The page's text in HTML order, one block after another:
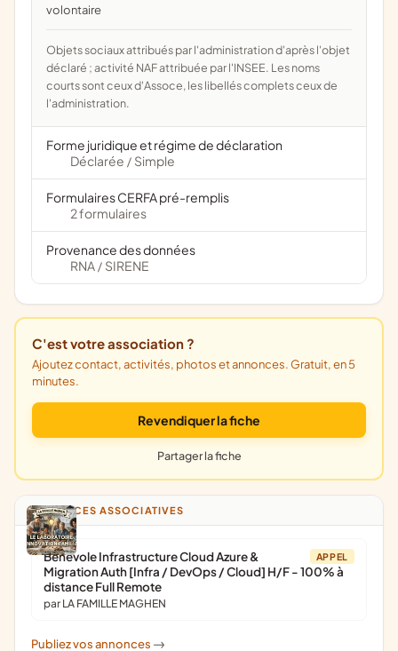
volontaire
Objets sociaux attribués par l'administration d'après l'objet
déclaré ; activité NAF attribuée par l'INSEE. Les noms
courts sont ceux d'Assoce, les libellés complets ceux de
l'administration.
Forme juridique et régime de déclaration
Déclarée / Simple
Formulaires CERFA pré-remplis
2 formulaires
Provenance des données
RNA / SIRENE
C'est votre association ?
Ajoutez contact, activités, photos et annonces. Gratuit, en 5
minutes.
Revendiquer la fiche
Partager la fiche
ANNONCES ASSOCIATIVES
APPEL
Bénévole Infrastructure Cloud Azure &
Migration Auth [Infra / DevOps / Cloud] H/F - 100% à
distance Full Remote
par LA FAMILLE MAGHEN
Publiez vos annonces ->